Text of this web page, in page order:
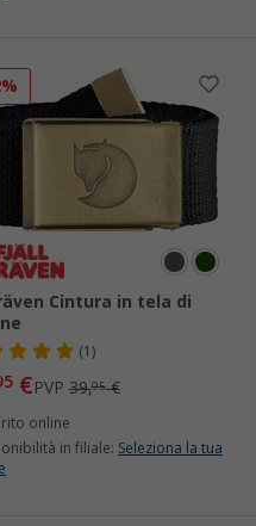
Cintura in tela di
(1)
€PVP39,95€
online
in filiale: Seleziona la tua